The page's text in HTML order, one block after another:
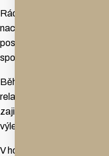
Rádi bychom Vás přivítali
nachází v malebné části
postaven na pořádání
společenských a rodinných
Během Vašeho pobytu
relaxačních aktivit přímo v
zajistíme
výlety.
V hotelové restauraci